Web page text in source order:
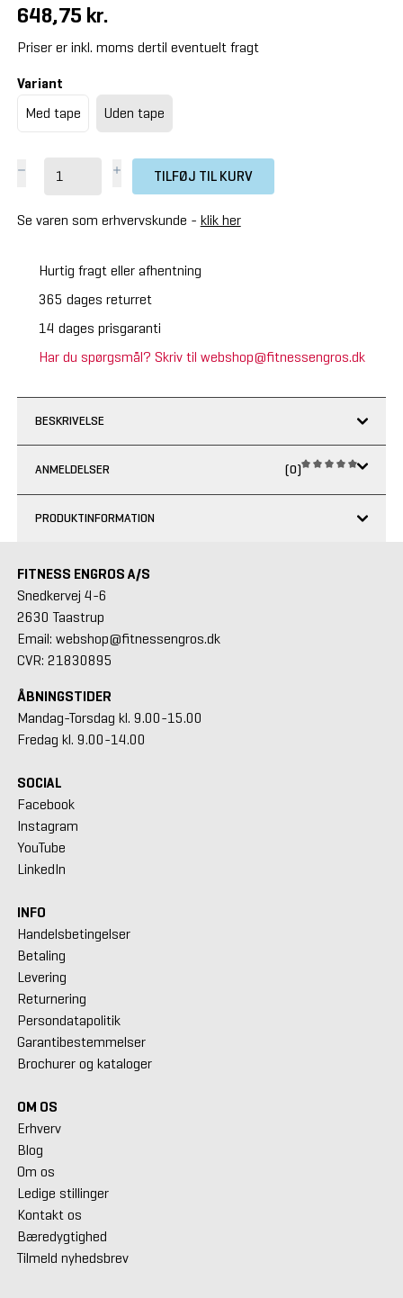
648,75 kr.
Priser er inkl. moms dertil eventuelt fragt
Variant
Med tape
Uden tape
TILFØJ TIL KURV
Se varen som erhvervskunde - klik her
Hurtig fragt eller afhentning
365 dages returret
14 dages prisgaranti
Har du spørgsmål? Skriv til webshop@fitnessengros.dk
BESKRIVELSE
ANMELDELSER (0)
PRODUKTINFORMATION
FITNESS ENGROS A/S
Snedkervej 4-6
2630 Taastrup
Email: webshop@fitnessengros.dk
CVR: 21830895
ÅBNINGSTIDER
Mandag-Torsdag kl. 9.00-15.00
Fredag kl. 9.00-14.00
SOCIAL
Facebook
Instagram
YouTube
LinkedIn
INFO
Handelsbetingelser
Betaling
Levering
Returnering
Persondatapolitik
Garantibestemmelser
Brochurer og kataloger
OM OS
Erhverv
Blog
Om os
Ledige stillinger
Kontakt os
Bæredygtighed
Tilmeld nyhedsbrev